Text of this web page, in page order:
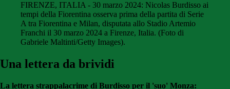
FIRENZE, ITALIA - 30 marzo 2024: Nicolas Burdisso ai
tempi della Fiorentina osserva prima della partita di Serie
A tra Fiorentina e Milan, disputata allo Stadio Artemio
Franchi il 30 marzo 2024 a Firenze, Italia. (Foto di
Gabriele Maltinti/Getty Images).
Una lettera da brividi
La lettera strappalacrime di Burdisso per il 'suo' Monza: